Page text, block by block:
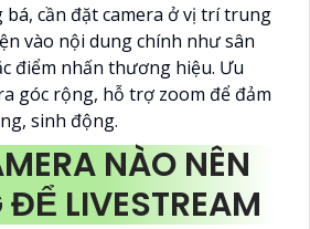
bá, cần đặt camera ở vị trí trung
vào nội dung chính như sân
điểm nhấn thương hiệu. Ưu
góc rộng, hỗ trợ zoom để đảm
sinh động.
NÀO NÊN
LIVESTREAM